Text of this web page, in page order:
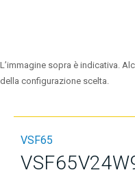
L’immagine sopra è indicativa.
della configurazione scelta.
VSF65